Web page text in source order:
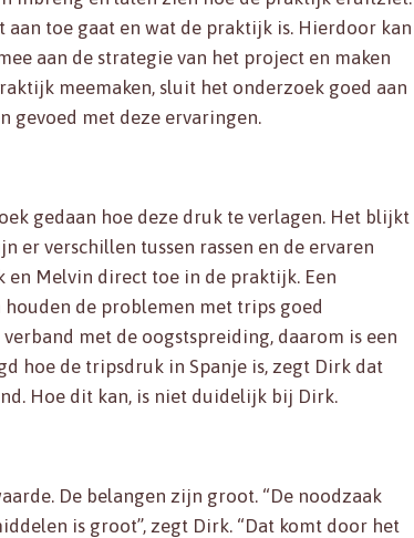
toe gaat en wat de praktijk is. Hierdoor kan
aan de strategie van het project en maken
meemaken, sluit het onderzoek goed aan
gevoed met deze ervaringen.
gedaan hoe deze druk te verlagen. Het blijkt
verschillen tussen rassen en de ervaren
Melvin direct toe in de praktijk. Een
de problemen met trips goed
met de oogstspreiding, daarom is een
hoe de tripsdruk in Spanje is, zegt Dirk dat
Hoe dit kan, is niet duidelijk bij Dirk.
De belangen zijn groot. “De noodzaak
is groot”, zegt Dirk. “Dat komt door het